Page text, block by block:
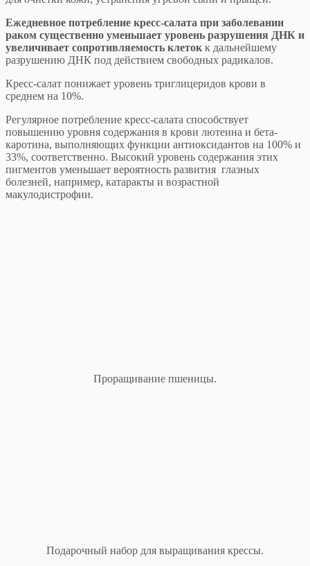
Ежедневное потребление кресс-салата при заболевании
раком существенно уменьшает уровень разрушения ДНК и
увеличивает сопротивляемость клеток к дальнейшему
разрушению ДНК под действием свободных радикалов.
Кресс-салат понижает уровень триглицеридов крови в
среднем на 10%.
Регулярное потребление кресс-салата способствует
повышению уровня содержания в крови лютеина и бета-
каротина, выполняющих функции антиоксидантов на 100% и
33%, соответственно. Высокий уровень содержания этих
пигментов уменьшает вероятность развития глазных
болезней, например, катаракты и возрастной
макулодистрофии.
Проращивание пшеницы.
Подарочный набор для выращивания крессы.